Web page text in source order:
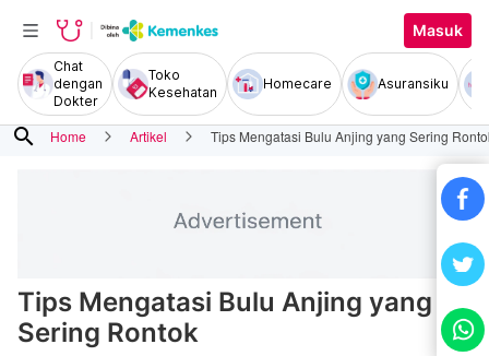
Masuk
Chat
dengan
Dokter
Toko
Kesehatan
Homecare Asuransiku
search Home Artikel Tips Mengatasi Bulu Anjing yang Sering
Tips Mengatasi Bulu Anjing yang
Sering Rontok